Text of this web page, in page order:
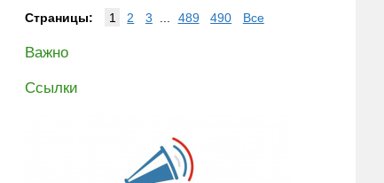
Страницы:
1 2 3 489 490 Все
Важно
Ссылки